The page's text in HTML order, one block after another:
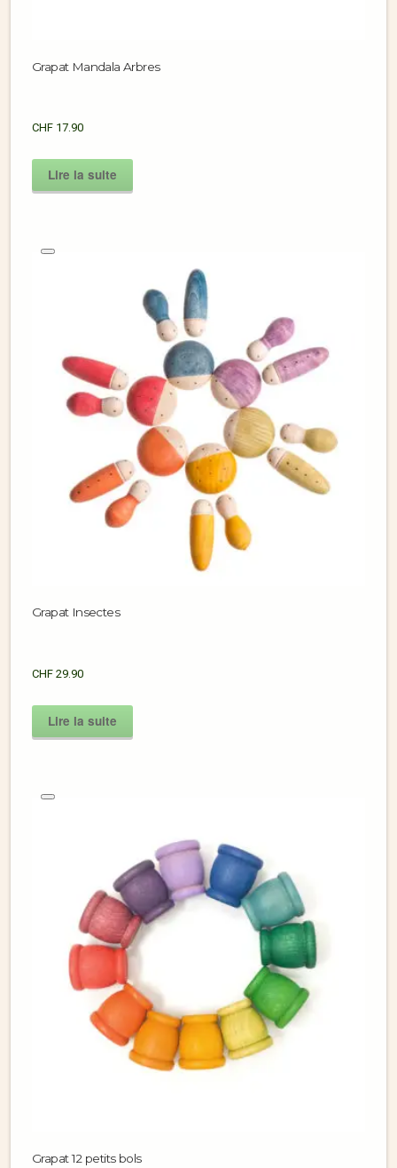
Grapat Mandala Arbres
CHF 17.90
Lire la suite
Grapat Insectes
CHF 29.90
Lire la suite
Grapat 12 petits bols